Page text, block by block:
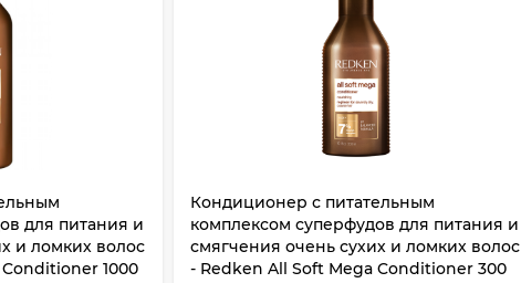
для питания и
и ломких волос
1000
Кондиционер с питательным
комплексом суперфудов для питания и
смягчения очень сухих и ломких волос
- Redken All Soft Mega Conditioner 300